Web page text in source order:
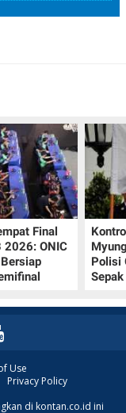
Final
2026: ONIC
Polisi
Use
Privacy Policy
di kontan.co.id ini